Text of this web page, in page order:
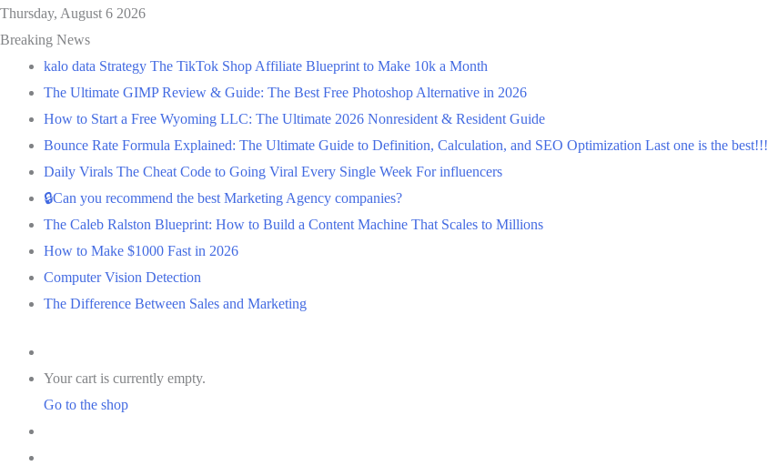
Thursday, August 6 2026
Breaking News
kalo data Strategy The TikTok Shop Affiliate Blueprint to Make 10k a Month
The Ultimate GIMP Review & Guide: The Best Free Photoshop Alternative in 2026
How to Start a Free Wyoming LLC: The Ultimate 2026 Nonresident & Resident Guide
Bounce Rate Formula Explained: The Ultimate Guide to Definition, Calculation, and SEO Optimization Last one is the best!!!
Daily Virals The Cheat Code to Going Viral Every Single Week For influencers
🔒Can you recommend the best Marketing Agency companies?
The Caleb Ralston Blueprint: How to Build a Content Machine That Scales to Millions
How to Make $1000 Fast in 2026
Computer Vision Detection
The Difference Between Sales and Marketing
In
View
your
Your cart is currently empty.
Go to the shop